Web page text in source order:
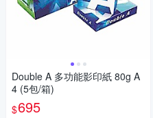
Double A 多功能影印紙 80g A
4 (5包/箱)
$695